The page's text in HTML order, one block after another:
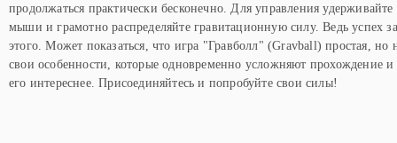
продолжаться практически бесконечно. Для управления
мыши и грамотно распределяйте гравитационную силу. Ведь успех
этого. Может показаться, что игра "Гравболл" (Gravball) простая, но
свои особенности, которые одновременно усложняют прохождение и
его интереснее. Присоединяйтесь и попробуйте свои силы!